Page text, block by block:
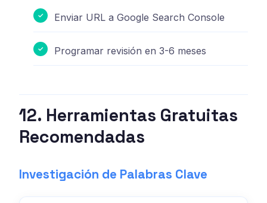
Enviar URL a Google Search Console
Programar revisión en 3-6 meses
12. Herramientas Gratuitas
Recomendadas
Investigación de Palabras Clave